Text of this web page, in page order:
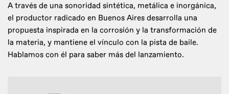
A través de una sonoridad sintética, metálica e inorgánica,
el productor radicado en Buenos Aires desarrolla una
propuesta inspirada en la corrosión y la transformación de
la materia, y mantiene el vínculo con la pista de baile.
Hablamos con él para saber más del lanzamiento.